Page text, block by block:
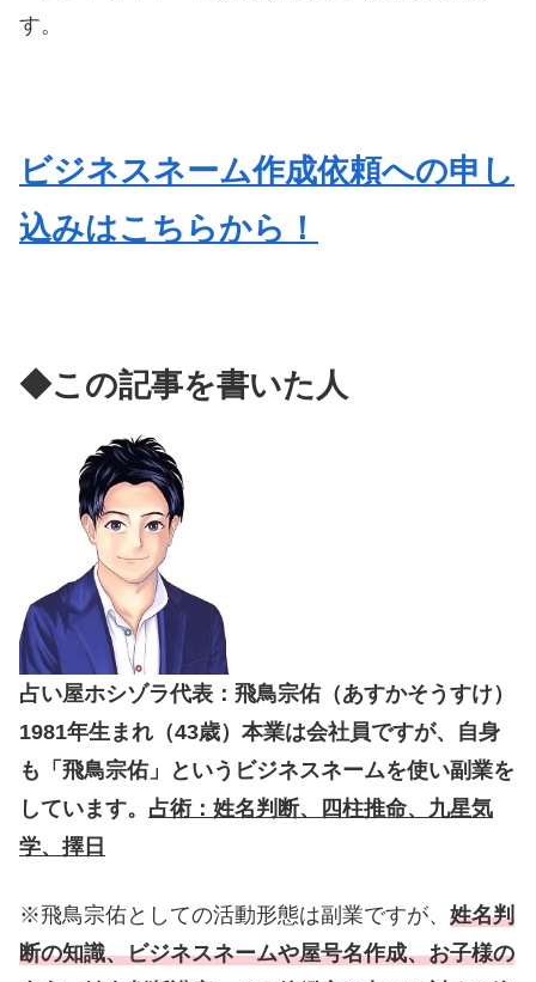
す。
ビジネスネーム作成依頼への申し
込みはこちらから！
◆この記事を書いた人
占い屋ホシゾラ代表：飛鳥宗佑（あすかそうすけ）
1981年生まれ（43歳）本業は会社員ですが、自身
も「飛鳥宗佑」というビジネスネームを使い副業を
しています。 占術：姓名判断、四柱推命、九星気
学、擇日
※飛鳥宗佑としての活動形態は副業ですが、 姓名判
断の知識、ビジネスネームや屋号名作成、お子様の